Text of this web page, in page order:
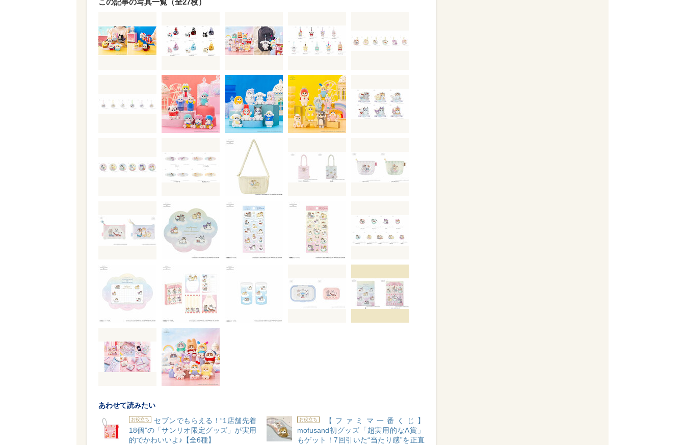
この記事の写真一覧（全27枚）
あわせて読みたい
お役立ち
セブンでもらえる！“1店舗先着
18個”の「サンリオ限定グッズ」が実用
的でかわいいよ♪【全6種】
お役立ち
【ファミマ一番くじ】
mofusand初グッズ「超実用的なA賞」
もゲット！7回引いた“当たり感”を正直